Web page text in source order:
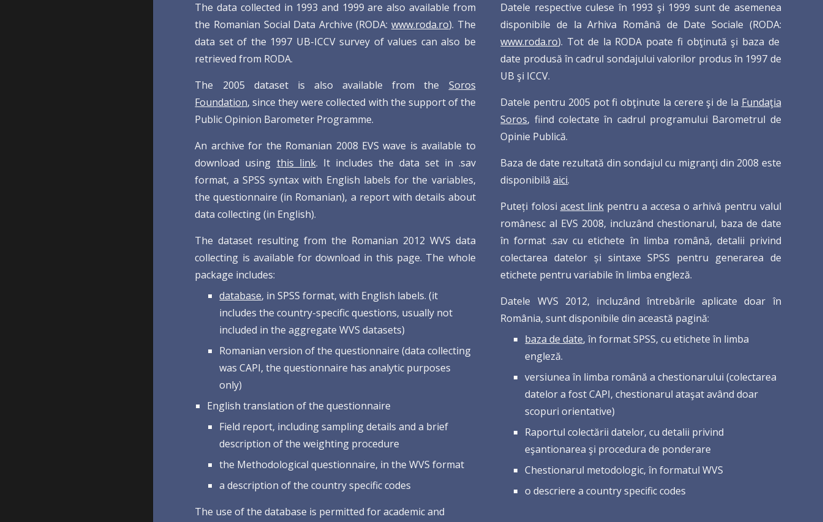
The data collected in 1993 and 1999 are also available from
the Romanian Social Data Archive (RODA: www.roda.ro). The
data set of the 1997 UB-ICCV survey of values can also be
retrieved from RODA.
The 2005 dataset is also available from the
Soros
Foundation, since they were collected with the support of the
Public Opinion Barometer Programme.
An archive for the Romanian 2008 EVS wave is available to
download using this link. It includes the data set in .sav
format, a SPSS syntax with English labels for the variables,
the questionnaire (in Romanian), a report with details about
data collecting (in English).
The dataset resulting from the Romanian 2012 WVS data
collecting is available for download in this page. The whole
package includes:
database, in SPSS format, with English labels. (it
includes the country-specific questions, usually not
included in the aggregate WVS datasets)
Romanian version of the questionnaire (data collecting
was CAPI, the questionnaire has analytic purposes
only)
English translation of the questionnaire
Field report, including sampling details and a brief
description of the weighting procedure
the Methodological questionnaire, in the WVS format
a description of the country specific codes
The use of the database is permitted for academic and
Datele respective culese în 1993 şi 1999 sunt de asemenea
disponibile de la Arhiva Română de Date Sociale (RODA:
www.roda.ro). Tot de la RODA poate fi obţinută şi baza de
date produsă în cadrul sondajului valorilor produs în 1997 de
UB şi ICCV.
Datele pentru 2005 pot fi obţinute la cerere şi de la Fundaţia
Soros, fiind colectate în cadrul programului Barometrul de
Opinie Publică.
Baza de date rezultată din sondajul cu migranţi din 2008 este
disponibilă aici.
Puteți folosi acest linkpentru a accesa o arhivă pentru valul
românesc al EVS 2008, incluzând chestionarul, baza de date
în format .sav cu etichete în limba română, detalii privind
colectarea datelor și sintaxe SPSS pentru generarea de
etichete pentru variabile în limba engleză.
Datele WVS 2012, incluzând întrebările aplicate doar în
România, sunt disponibile din această pagină:
baza de date, în format SPSS, cu etichete în limba
engleză.
versiunea în limba română a chestionarului (colectarea
datelor a fost CAPI, chestionarul ataşat având doar
scopuri orientative)
Raportul colectării datelor, cu detalii privind
eşantionarea şi procedura de ponderare
Chestionarul metodologic, în formatul WVS
o descriere a country specific codes